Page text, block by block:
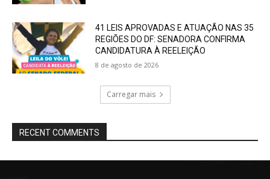
41 LEIS APROVADAS E ATUAÇÃO NAS 35
REGIÕES DO DF: SENADORA CONFIRMA
CANDIDATURA À REELEIÇÃO
8 de agosto de 2026
Carregar mais
RECENT COMMENTS